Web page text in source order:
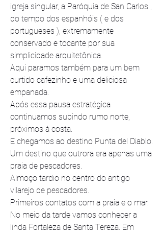
igreja singular, a Paróquia de San Carlos ,
do tempo dos espanhóis ( e dos
portugueses ), extremamente
conservado e tocante por sua
simplicidade arquitetônica.
Aqui paramos também para um bem
curtido cafezinho e uma deliciosa
empanada.
Após essa pausa estratégica
continuamos subindo rumo norte,
próximos à costa.
E chegamos ao destino Punta del Diablo.
Um destino que outrora era apenas uma
praia de pescadores.
Almoço tardio no centro do antigo
vilarejo de pescadores.
Primeiros contatos com a praia e o mar.
No meio da tarde vamos conhecer a
linda Fortaleza de Santa Tereza. Em